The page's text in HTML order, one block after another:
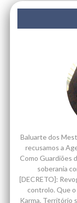
Baluarte dos
recusamos a
Como Guardiões
soberania
[DECRETO]:
controlo. Que
Karma. Território